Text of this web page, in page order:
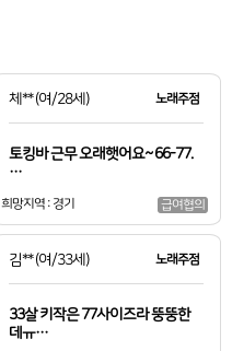
체**(여/28세) 노래주점
토킹바 근무 오래햇어요~ 66-77.
…
희망지역 : 경기 급여협의
김**(여/33세) 노래주점
33살 키작은 77사이즈라 뚱뚱한
데ㅠ…